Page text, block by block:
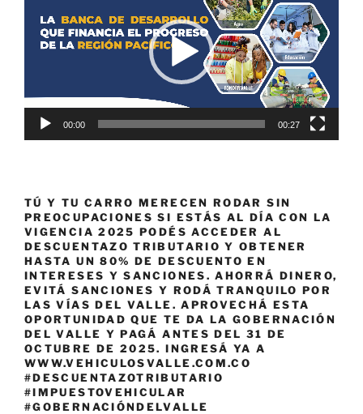
00:00 00:27
TÚ Y TU CARRO MERECEN RODAR SIN
PREOCUPACIONES SI ESTÁS AL DÍA CON LA
VIGENCIA 2025 PODÉS ACCEDER AL
DESCUENTAZO TRIBUTARIO Y OBTENER
HASTA UN 80% DE DESCUENTO EN
INTERESES Y SANCIONES. AHORRÁ DINERO,
EVITÁ SANCIONES Y RODÁ TRANQUILO POR
LAS VÍAS DEL VALLE. APROVECHÁ ESTA
OPORTUNIDAD QUE TE DA LA GOBERNACIÓN
DEL VALLE Y PAGÁ ANTES DEL 31 DE
OCTUBRE DE 2025. INGRESÁ YA A
WWW.VEHICULOSVALLE.COM.CO
#DESCUENTAZOTRIBUTARIO
#IMPUESTOVEHICULAR
#GOBERNACIÓNDELVALLE